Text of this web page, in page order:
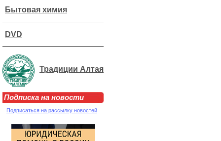
Бытовая химия
DVD
Традиции Алтая
Подписка на новости
Подписаться на рассылку новостей